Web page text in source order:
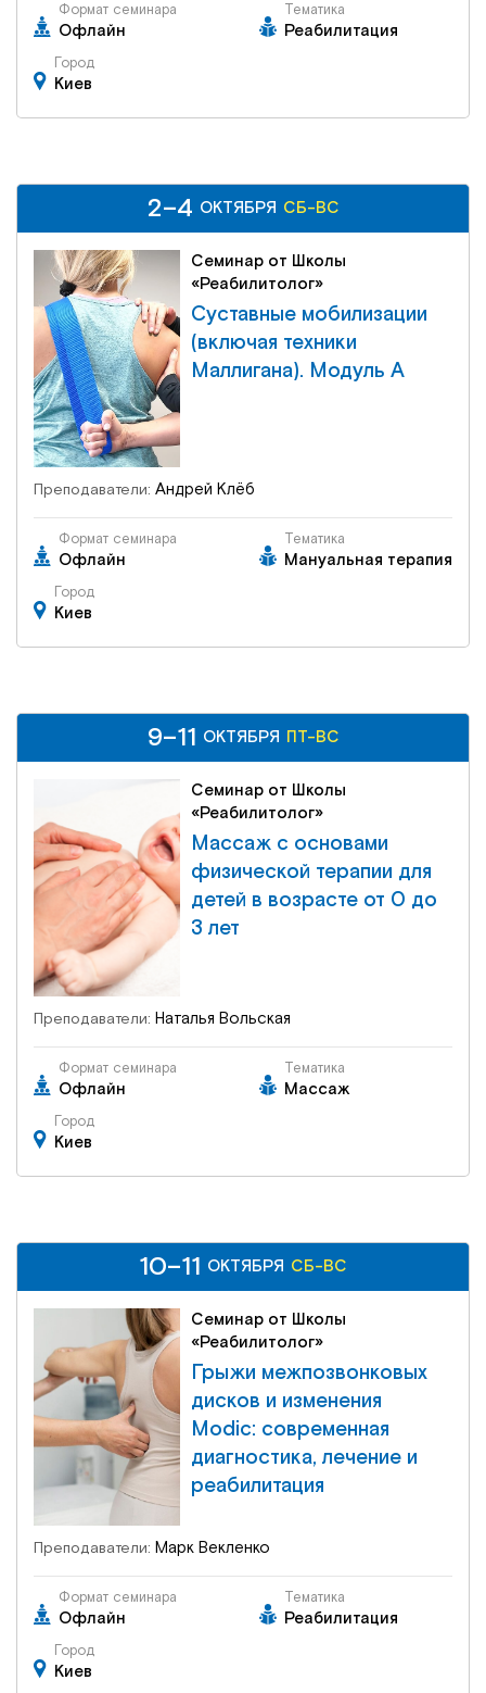
Формат семинара
Офлайн
Тематика
Реабилитация
Город
Киев
Семинар от Школы
«Реабилитолог»
Суставные мобилизации
(включая техники
Маллигана). Модуль А
Преподаватели: Андрей Клёб
Формат семинара
Офлайн
Тематика
Мануальная терапия
Город
Киев
СБ-ВС 2–4 ОКТЯБРЯ
2–4 ОКТЯБРЯ СБ-ВС
Семинар от Школы
«Реабилитолог»
Массаж с основами
физической терапии для
детей в возрасте от 0 до
3 лет
Преподаватели: Наталья Вольская
Формат семинара
Офлайн
Тематика
Массаж
Город
Киев
ПТ-ВС 9–11 ОКТЯБРЯ
9–11 ОКТЯБРЯ ПТ-ВС
Семинар от Школы
«Реабилитолог»
Грыжи межпозвонковых
дисков и изменения
Modic: современная
диагностика, лечение и
реабилитация
Преподаватели: Марк Векленко
Формат семинара
Офлайн
Тематика
Реабилитация
Город
Киев
СБ-ВС 10–11 ОКТЯБРЯ
10–11 ОКТЯБРЯ СБ-ВС